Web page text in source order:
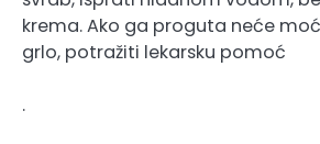
krema. Ako ga proguta neće
grlo, potražiti lekarsku pomoć
.